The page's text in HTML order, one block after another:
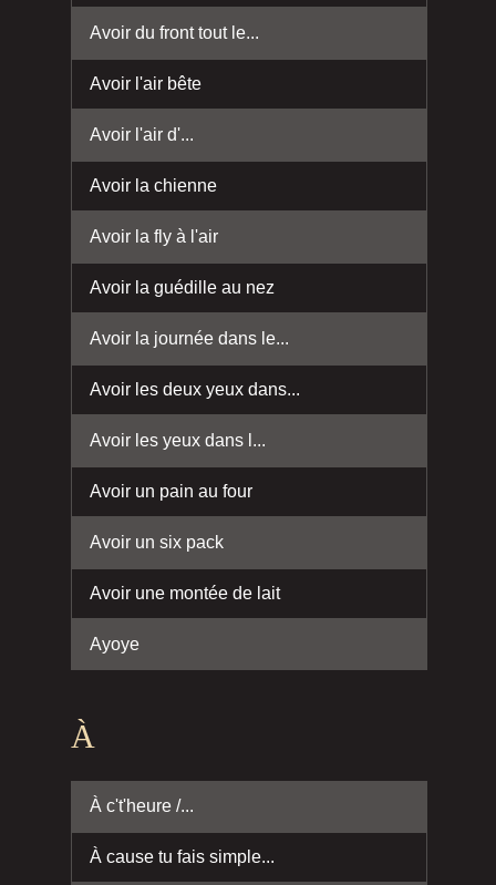
Avoir du front tout le...
Avoir l'air bête
Avoir l'air d'...
Avoir la chienne
Avoir la fly à l'air
Avoir la guédille au nez
Avoir la journée dans le...
Avoir les deux yeux dans...
Avoir les yeux dans l...
Avoir un pain au four
Avoir un six pack
Avoir une montée de lait
Ayoye
À
À c't'heure /...
À cause tu fais simple...